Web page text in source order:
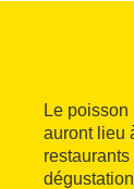
Le
auront lieu